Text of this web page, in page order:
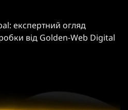
експертний огляд
від Golden-Web Digital